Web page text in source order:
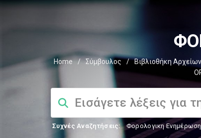
Home / Σύμβουλος / Βιβλιοθήκη Αρχείων
Συχνές Αναζητήσεις: Φορολογικη Ενημέρωση